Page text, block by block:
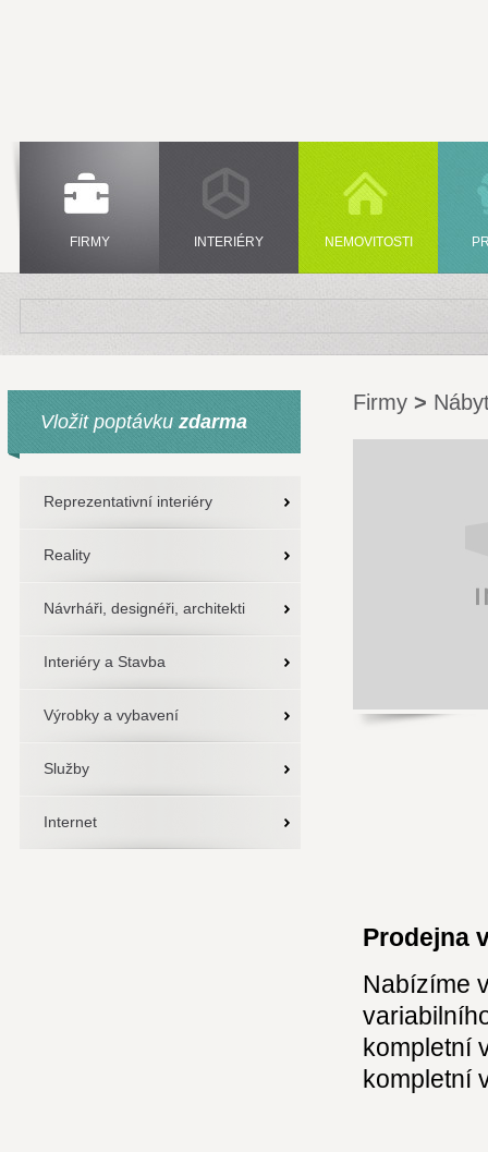
FIRMY INTERIÉRY NEMOVITOSTI
Vložit poptávku zdarma
Reprezentativní interiéry
Reality
Návrháři, designéři, architekti
Interiéry a Stavba
Výrobky a vybavení
Služby
Internet
Firmy >
Prodejna
Nabízíme
kompletní
kompletní